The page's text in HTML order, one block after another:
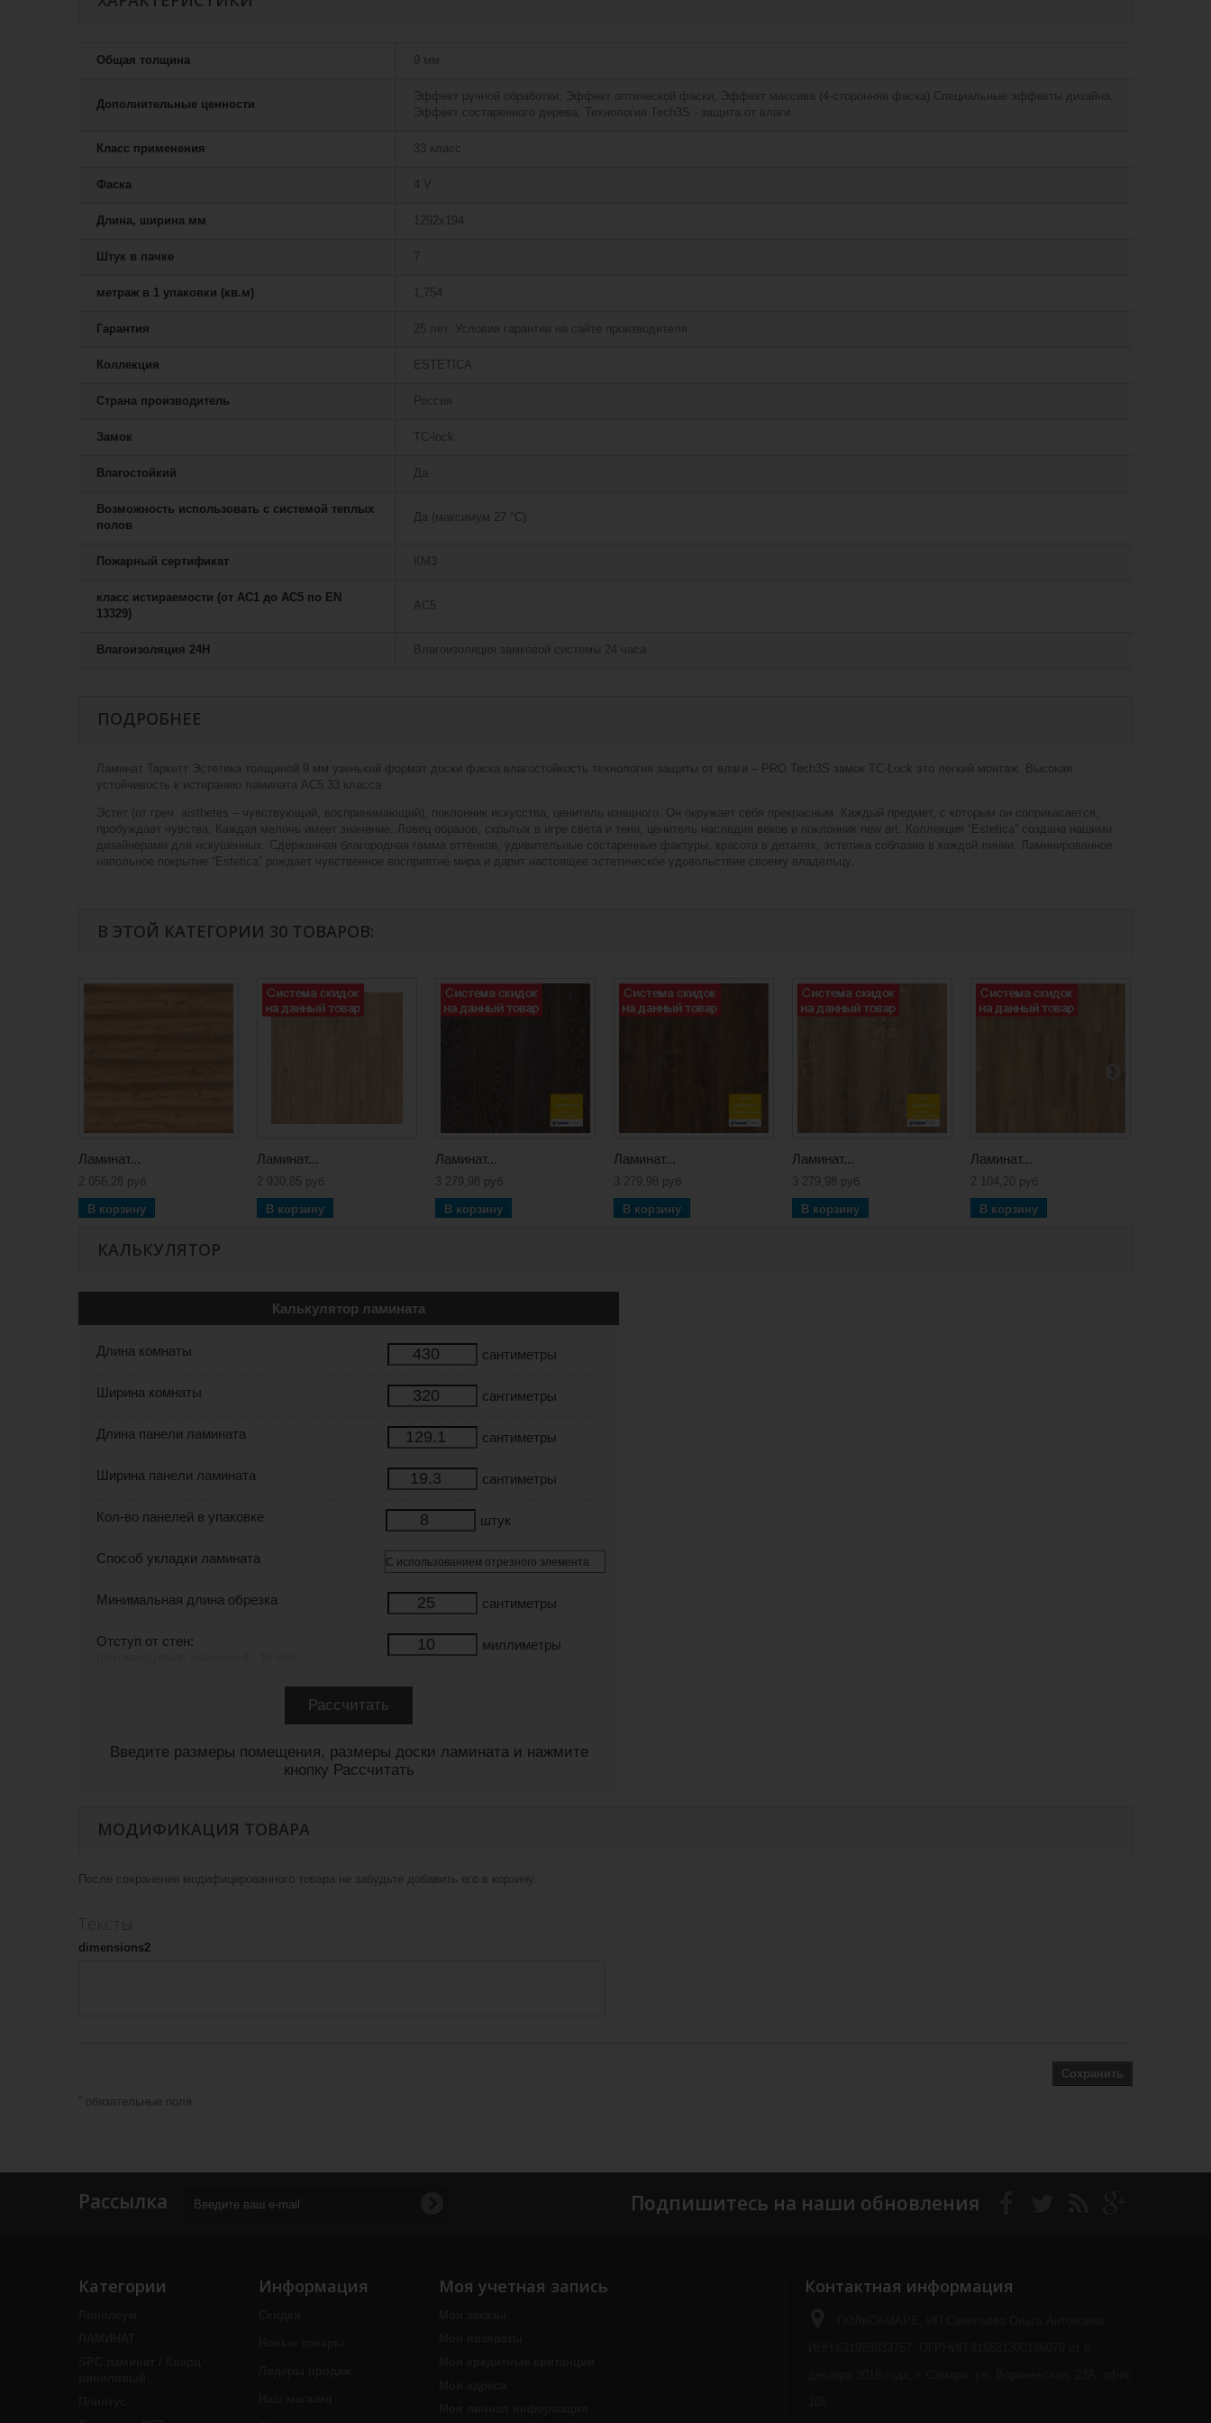
Общая толщина 9 мм
Дополнительные ценности
Эффект ручной обработки; Эффект оптической фаски; Эффект массива (4-сторонняя фаска) Специальные эффекты дизайна,
Эффект состаренного дерева, Технология Tech3S - защита от влаги
Класс применения 33 класс
Фаска 4 V
Длина, ширина мм 1292х194
Штук в пачке 7
метраж в 1 упаковки (кв.м) 1,754
Гарантия 25 лет. Условия гарантии на сайте производителя.
Коллекция ESTETICA
Страна производитель Россия
Замок TC-lock
Влагостойкий Да
Возможность использовать с системой теплых
полов
Да (максимум 27 °C)
Пожарный сертификат КМ3
класс истираемости (от АС1 до АС5 по EN
13329)
АС5
Влагоизоляция 24H Влагоизоляция замковой системы 24 часа
ПОДРОБНЕЕ
Ламинат Таркетт Эстетика толщиной 9 мм узенький формат доски фаска влагостойкость технология защиты от влаги – PRO Tech3S замок TC-Lock это легкий монтаж. Высокая
устойчивость к истиранию ламината AC5 33 класса
Эстет (от греч. аisthetes – чувствующий, воспринимающий), поклонник искусства, ценитель изящного. Он окружает себя прекрасным. Каждый предмет, с которым он соприкасается,
пробуждает чувства. Каждая мелочь имеет значение. Ловец образов, скрытых в игре света и тени, ценитель наследия веков и поклонник new art. Коллекция “Estetica” создана нашими
дизайнерами для искушенных. Сдержанная благородная гамма оттенков, удивительные состаренные фактуры, красота в деталях, эстетика соблазна в каждой линии. Ламинированное
напольное покрытие “Estetica” рождает чувственное восприятие мира и дарит настоящее эстетическое удовольствие своему владельцу.
В ЭТОЙ КАТЕГОРИИ 30 ТОВАРОВ:
Ламинат...
2 056,28 руб
В корзину
Ламинат...
2 930,85 руб
В корзину
Ламинат...
3 279,98 руб
В корзину
Ламинат...
3 279,98 руб
В корзину
Ламинат...
3 279,98 руб
В корзину
Ламинат...
2 104,20 руб
В корзину
КАЛЬКУЛЯТОР
Калькулятор ламината
Длина комнаты сантиметры
Ширина комнаты сантиметры
Длина панели ламината сантиметры
Ширина панели ламината сантиметры
Кол-во панелей в упаковке штук
Способ укладки ламината
Минимальная длина обрезка сантиметры
Отступ от стен: миллиметры
Введите размеры помещения, размеры доски ламината и нажмите
кнопку Рассчитать
МОДИФИКАЦИЯ ТОВАРА
После сохранения модифицированного товара не забудьте добавить его в корзину.
dimensions2
Сохранить
обязательные поля
Рассылка Подпишитесь на наши обновления
Категории Информация Моя учетная запись Контактная информация